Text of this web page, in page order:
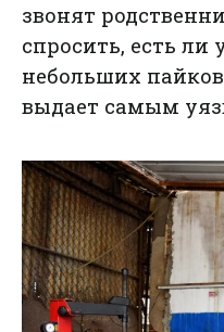
звонят
спросить, есть
небольших
выдает самым